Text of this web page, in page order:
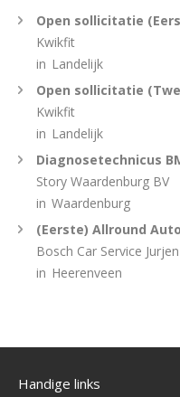
Open sollicitatie
Kwikfit
in Landelijk
Open sollicitatie
Kwikfit
in Landelijk
Diagnosetechnicus
Story Waardenburg BV
in Waardenburg
(Eerste) Allround
Bosch Car Service
in Heerenveen
Handige links